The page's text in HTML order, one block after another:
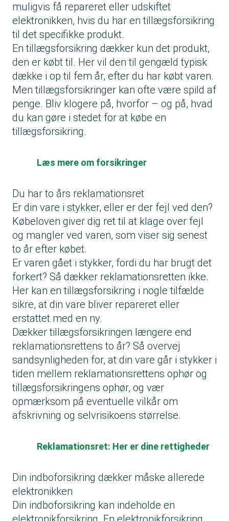
muligvis få repareret eller udskiftet
elektronikken, hvis du har en tillægsforsikring
til det specifikke produkt.
En tillægsforsikring dækker kun det produkt,
den er købt til. Her vil den til gengæld typisk
dække i op til fem år, efter du har købt varen.
Men tillægsforsikringer kan ofte være spild af
penge. Bliv klogere på, hvorfor – og på, hvad
du kan gøre i stedet for at købe en
tillægsforsikring.
Læs mere om forsikringer
Du har to års reklamationsret
Er din vare i stykker, eller er der fejl ved den?
Købeloven giver dig ret til at klage over fejl
og mangler ved varen, som viser sig senest
to år efter købet.
Er varen gået i stykker, fordi du har brugt det
forkert? Så dækker reklamationsretten ikke.
Her kan en tillægsforsikring i nogle tilfælde
sikre, at din vare bliver repareret eller
erstattet med en ny.
Dækker tillægsforsikringen længere end
reklamationsrettens to år? Så overvej
sandsynligheden for, at din vare går i stykker i
tiden mellem reklamationsrettens ophør og
tillægsforsikringens ophør, og vær
opmærksom på eventuelle vilkår om
afskrivning og selvrisikoens størrelse.
Reklamationsret: Her er dine rettigheder
Din indboforsikring dækker måske allerede
elektronikken
Din indboforsikring kan indeholde en